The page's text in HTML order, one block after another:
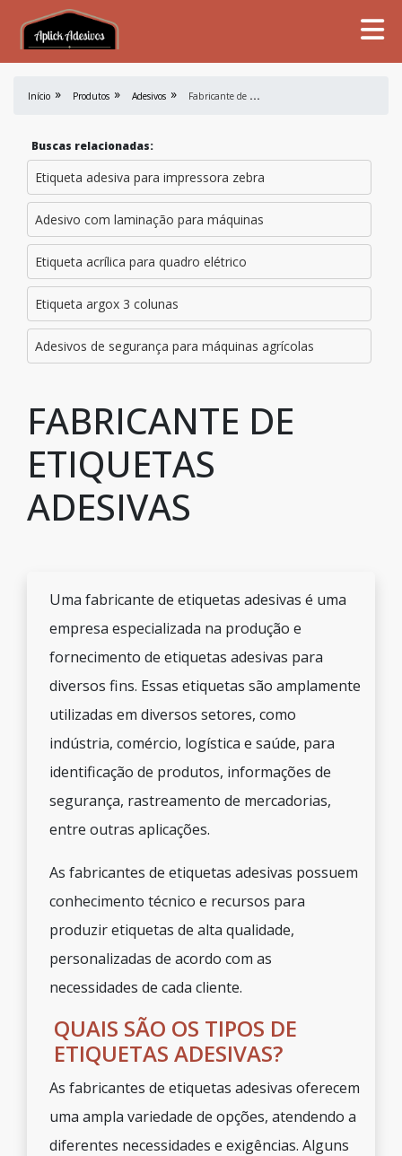
Início Produtos Adesivos F
abricante de Etiquetas Adesivas
Buscas relacionadas:
Etiqueta adesiva para impressora zebra
Adesivo com laminação para máquinas
Etiqueta acrílica para quadro elétrico
Etiqueta argox 3 colunas
Adesivos de segurança para máquinas agrícolas
FABRICANTE DE
ETIQUETAS
ADESIVAS
Uma fabricante de etiquetas adesivas é uma
empresa especializada na produção e
fornecimento de etiquetas adesivas para
diversos fins. Essas etiquetas são amplamente
utilizadas em diversos setores, como
indústria, comércio, logística e saúde, para
identificação de produtos, informações de
segurança, rastreamento de mercadorias,
entre outras aplicações.
As fabricantes de etiquetas adesivas possuem
conhecimento técnico e recursos para
produzir etiquetas de alta qualidade,
personalizadas de acordo com as
necessidades de cada cliente.
QUAIS SÃO OS TIPOS DE
ETIQUETAS ADESIVAS?
As fabricantes de etiquetas adesivas oferecem
uma ampla variedade de opções, atendendo a
diferentes necessidades e exigências. Alguns